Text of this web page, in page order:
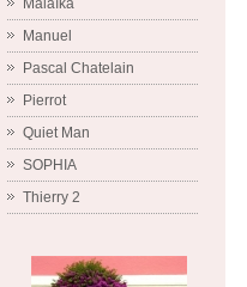
Malaïka
Manuel
Pascal Chatelain
Pierrot
Quiet Man
SOPHIA
Thierry 2